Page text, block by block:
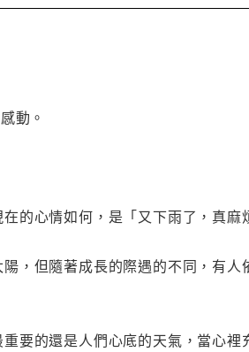
動。
的心情如何，是「又下雨了，真
，但隨著成長的際遇的不同，有
要的還是人們心底的天氣，當心